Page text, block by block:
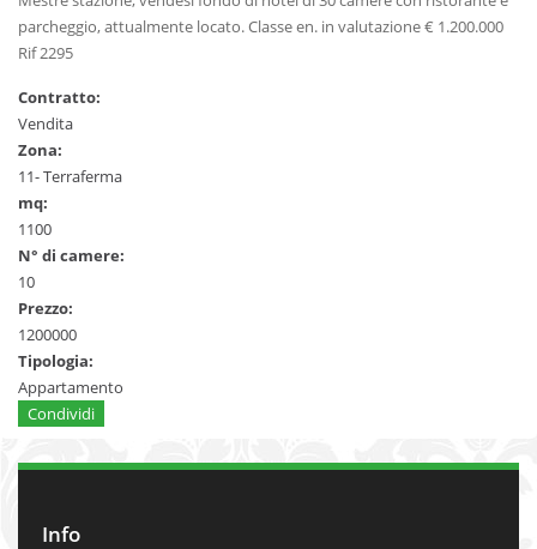
parcheggio, attualmente locato. Classe en. in valutazione € 1.200.000
Rif 2295
Contratto:
Vendita
Zona:
11- Terraferma
mq:
1100
N° di camere:
10
Prezzo:
1200000
Tipologia:
Appartamento
Condividi
Info